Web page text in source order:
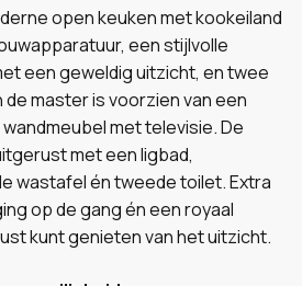
open keuken met kookeiland
een stijlvolle
een geweldig uitzicht, en twee
master is voorzien van een
met televisie. De
met een ligbad,
wastafel én tweede toilet. Extra
op de gang én een royaal
kunt genieten van het uitzicht.